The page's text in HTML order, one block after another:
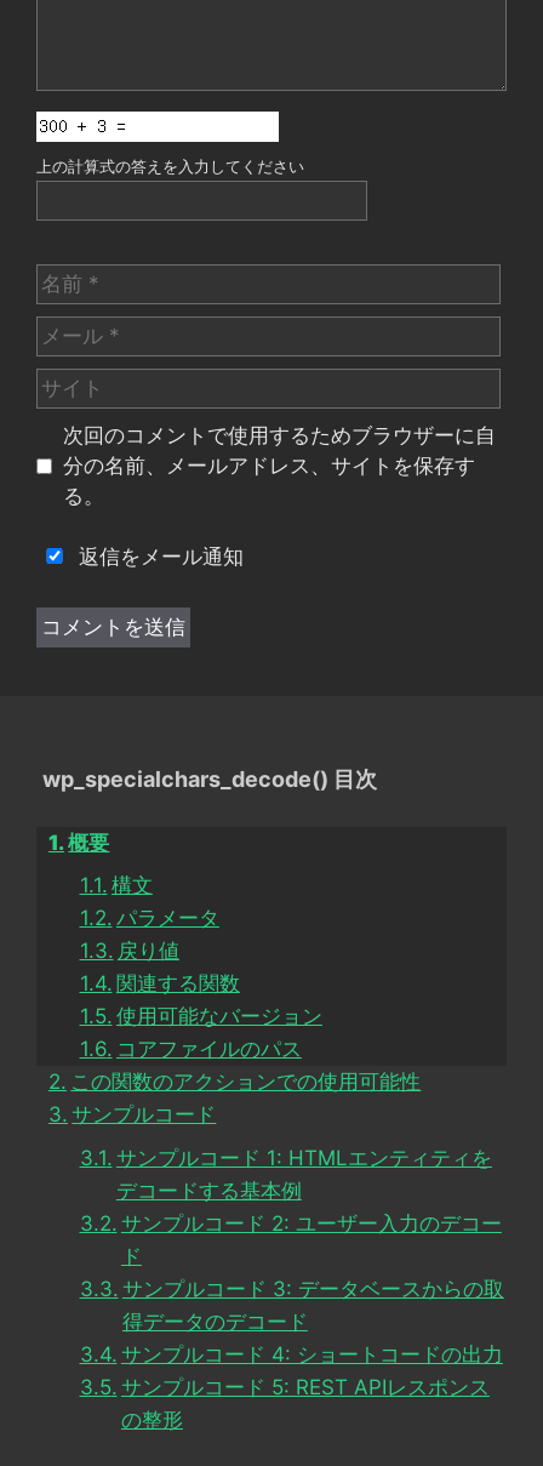
上の計算式の答えを入力してください
名
前
メ
ー
ル
サ
イ
次回のコメントで使用するためブラウザーに自
分の名前、メールアドレス、サイトを保存す
る。
返信をメール通知
wp_specialchars_decode() 目次
概要
構文
パラメータ
戻り値
関連する関数
使用可能なバージョン
コアファイルのパス
この関数のアクションでの使用可能性
サンプルコード
サンプルコード 1: HTMLエンティティを
デコードする基本例
サンプルコード 2: ユーザー入力のデコー
ド
サンプルコード 3: データベースからの取
得データのデコード
サンプルコード 4: ショートコードの出力
サンプルコード 5: REST APIレスポンス
の整形